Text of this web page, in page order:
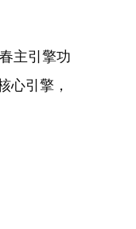
主引擎功
心引擎，